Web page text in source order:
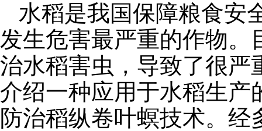
水稻是我国保障粮食安
发生危害最严重的作物。
治水稻害虫，导致了很严
介绍一种应用于水稻生
防治稻纵卷叶螟技术。